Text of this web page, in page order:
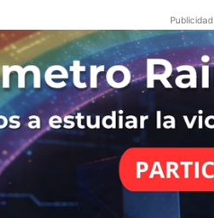
Publicidad